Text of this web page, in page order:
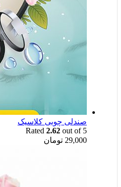
صندلی چوبی کلاسیک
Rated 2.62 out of 5
29,000 تومان